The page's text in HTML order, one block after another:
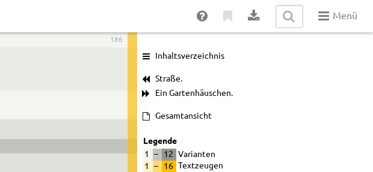
Menü
186
Inhaltsverzeichnis
Straße.
Ein Gartenhäuschen.
Gesamtansicht
Legende
1 – 12
Varianten
1
– 16 Textzeugen